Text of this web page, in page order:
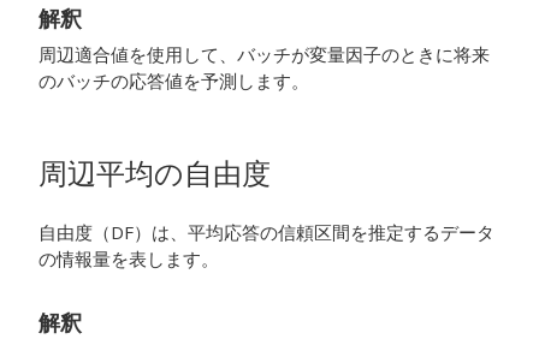
解釈
周辺適合値を使用して、バッチが変量因子のときに将来
のバッチの応答値を予測します。
周辺平均の自由度
自由度（DF）は、平均応答の信頼区間を推定するデータ
の情報量を表します。
解釈